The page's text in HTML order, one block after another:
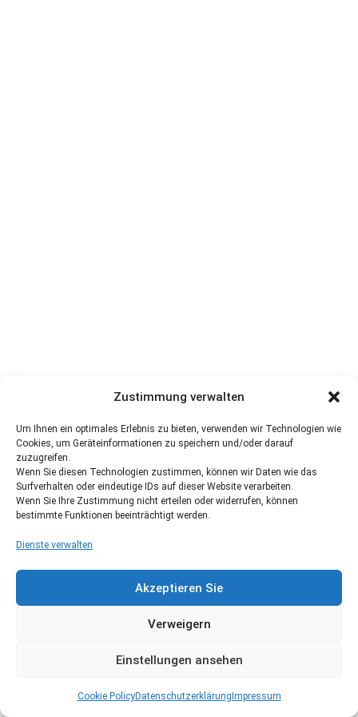
Zustimmung verwalten
Um Ihnen ein optimales Erlebnis zu bieten, verwenden wir Technologien wie
Cookies, um Geräteinformationen zu speichern und/oder darauf
zuzugreifen.
Wenn Sie diesen Technologien zustimmen, können wir Daten wie das
Surfverhalten oder eindeutige IDs auf dieser Website verarbeiten.
Wenn Sie Ihre Zustimmung nicht erteilen oder widerrufen, können
bestimmte Funktionen beeinträchtigt werden.
Dienste verwalten
Akzeptieren Sie
Verweigern
Einstellungen ansehen
Cookie PolicyDatenschutzerklärung Impressum